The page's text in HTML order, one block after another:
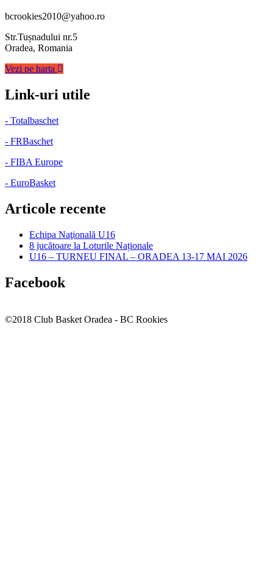
bcrookies2010@yahoo.ro
Str.Tușnadului nr.5
Oradea, Romania
Vezi pe harta
Link-uri utile
- Totalbaschet
- FRBaschet
- FIBA Europe
- EuroBasket
Articole recente
Echipa Naţională U16
8 jucătoare la Loturile Naționale
U16 – TURNEU FINAL – ORADEA 13-17 MAI 2026
Facebook
©2018 Club Basket Oradea - BC Rookies